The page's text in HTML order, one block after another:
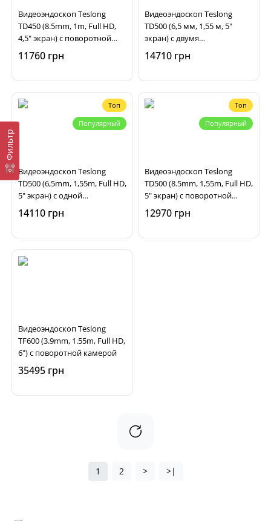
Фильтр
Видеоэндоскоп Teslong
TD450 (8.5mm, 1m, Full HD,
4,5" экран) с поворотной
камерой
11760 грн
Видеоэндоскоп Teslong
TD500 (6,5 мм, 1,55 м, 5"
экран) с двумя
поворотными камерами
14710 грн
Топ
Популярный
Видеоэндоскоп Teslong
TD500 (6,5mm, 1,55m, Full HD,
5" экран) с одной
поворотной камерой
14110 грн
Топ
Популярный
Видеоэндоскоп Teslong
TD500 (8.5mm, 1,55m, Full HD,
5" экран) с поворотной
камерой
12970 грн
Видеоэндоскоп Teslong
TF600 (3.9mm, 1.55m, Full HD,
6") с поворотной камерой
35495 грн
1 2 > >|